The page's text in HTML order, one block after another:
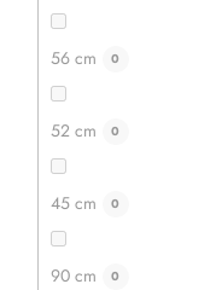
56 cm 0
52 cm 0
45 cm 0
90 cm 0